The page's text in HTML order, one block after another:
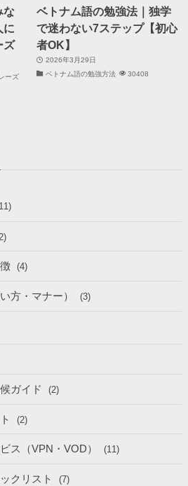
な
に
ズ
ーズ
ベトナム語の勉強法｜独学
で迷わない7ステップ【初心
者OK】
2026年3月29日
ベトナム語の勉強方法
30408
(4)
方・マナー） (3)
ガイド (2)
(2)
ス（VPN・VOD） (11)
クリスト (7)